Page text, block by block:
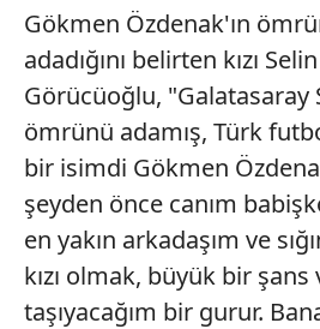
Metnimiziziyaret edebilirsiniz.
6698 sayılı Kişisel Verilerin
hazırlanmış Aydınlatma Metnimizi
ilgili mevzuata uygun olarak
almak için lütfentıklayınız.
Gökmen Özdenak'ın
adadığını belirten kızı
Görücüoğlu, "Galatasaray
ömrünü adamış, Türk
bir isimdi Gökmen
şeyden önce canım
en yakın arkadaşım ve
kızı olmak, büyük bir
taşıyacağım bir gurur.